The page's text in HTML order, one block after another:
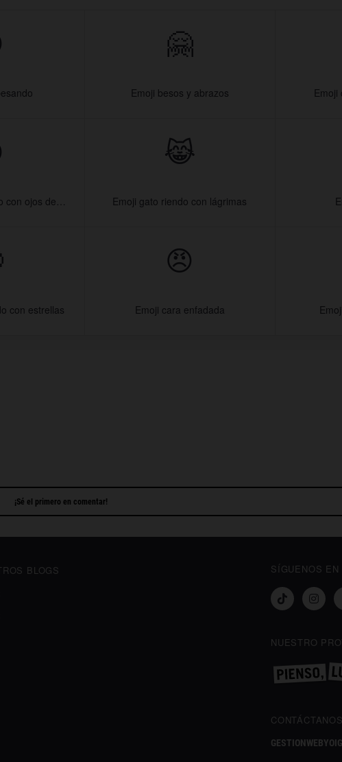
🤗
Emoji besos y abrazos Emoji
Emoji cara sonriendo con ojos de corazón
😹
Emoji gato riendo con lágrimas
con estrellas
😠
Emoji cara enfadada
¡Sé el primero en comentar!
BLOGS SÍGUENOS EN
NUESTRO
CONTÁCTANOS